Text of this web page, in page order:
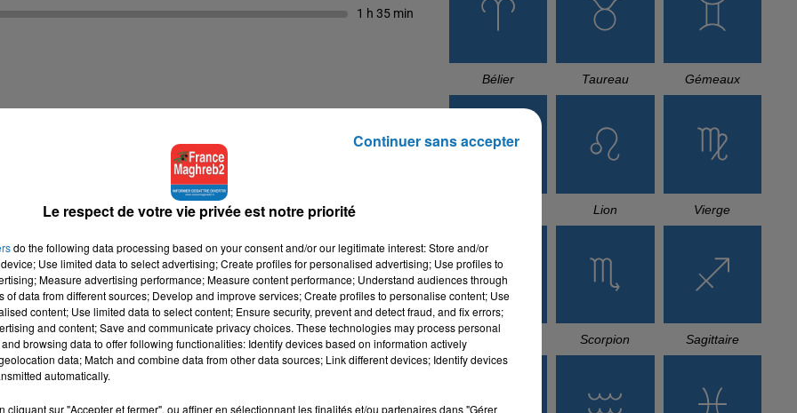
1 h 35 min
à 18h00, sur votre radio, France Maghreb 2,
l'actualité, en toute liberté, autrement et sans
minuit sur les antennes de France Maghreb 2,
pour plus d'informations.
Bélier Taureau Gémeaux
Lion Vierge
Scorpion Sagittaire
Le respect de votre vie privée est notre priorité
do the following data processing based on your consent and/or our legitimate interest: Store and/or
Use limited data to select advertising; Create profiles for personalised advertising; Use profiles to
Measure advertising performance; Measure content performance; Understand audiences through
of data from different sources; Develop and improve services; Create profiles to personalise content; Use
content; Use limited data to select content; Ensure security, prevent and detect fraud, and fix errors;
and content; Save and communicate privacy choices. These technologies may process personal
browsing data to offer following functionalities: Identify devices based on information actively
data; Match and combine data from other data sources; Link different devices; Identify devices
automatically.
cliquant sur "Accepter et fermer", ou affiner en sélectionnant les finalités et/ou partenaires dans "Gérer
Continuer sans accepter